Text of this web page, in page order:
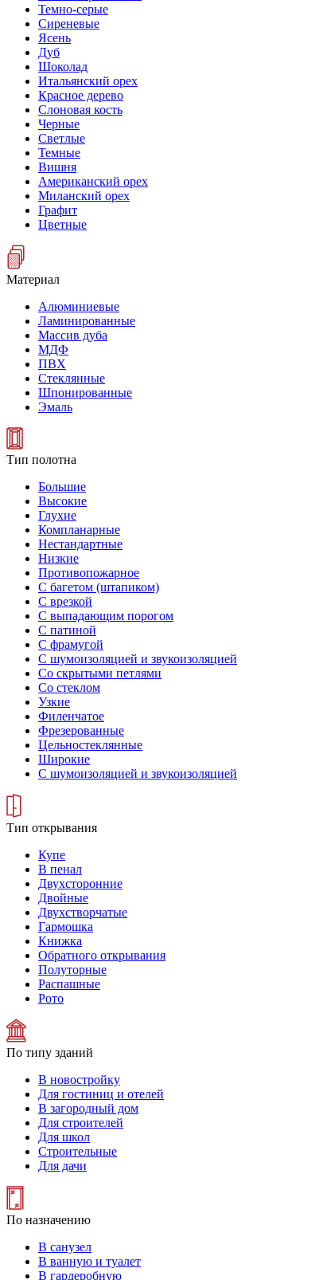
Темно-серые
Сиреневые
Ясень
Дуб
Шоколад
Итальянский орех
Красное дерево
Слоновая кость
Черные
Светлые
Темные
Вишня
Американский орех
Миланский орех
Графит
Цветные
Материал
Алюминиевые
Ламинированные
Массив дуба
МДФ
ПВХ
Стеклянные
Шпонированные
Эмаль
Тип полотна
Большие
Высокие
Глухие
Компланарные
Нестандартные
Низкие
Противопожарное
С багетом (штапиком)
С врезкой
С выпадающим порогом
С патиной
С фрамугой
С шумоизоляцией и звукоизоляцией
Со скрытыми петлями
Со стеклом
Узкие
Филенчатое
Фрезерованные
Цельностеклянные
Широкие
С шумоизоляцией и звукоизоляцией
Тип открывания
Купе
В пенал
Двухсторонние
Двойные
Двухстворчатые
Гармошка
Книжка
Обратного открывания
Полуторные
Распашные
Рото
По типу зданий
В новостройку
Для гостиниц и отелей
В загородный дом
Для строителей
Для школ
Строительные
Для дачи
По назначению
В санузел
В ванную и туалет
В гардеробную